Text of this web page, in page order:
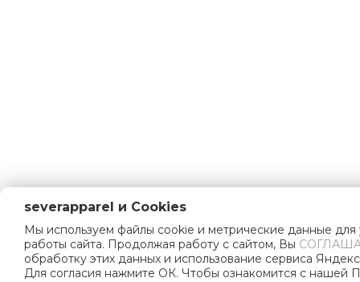
severapparel и Cookies
Мы используем файлы cookie и метрические данные
работы сайта. Продолжая работу с сайтом, Вы
обработку этих данных и использование сервиса
Для согласия нажмите ОК. Чтобы ознакомится с нашей